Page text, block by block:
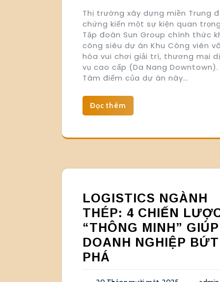
Thị trường xây dựng miền Trung
chứng kiến một sự kiện quan
Tập đoàn Sun Group chính thức
công siêu dự án Khu Công viên
hóa vui chơi giải trí, thương mại
vụ cao cấp (Da Nang Downtown).
Tâm điểm của dự án này…
Đọc thêm
LOGISTICS NGÀNH
THÉP: 4 CHIẾN
“THÔNG MINH” GIÚP
DOANH NGHIỆP BỨT
PHÁ